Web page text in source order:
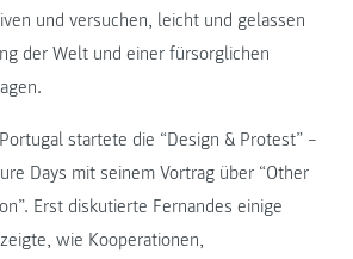
und versuchen, leicht und gelassen
der Welt und einer fürsorglichen
startete die “Design & Protest” –
Days mit seinem Vortrag über “Other
Erst diskutierte Fernandes einige
wie Kooperationen,